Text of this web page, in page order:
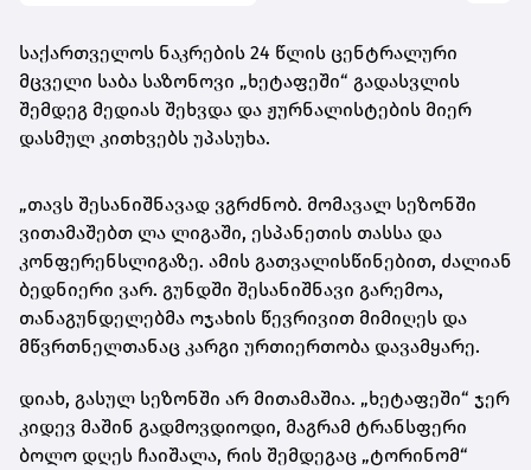
საქართველოს ნაკრების 24 წლის ცენტრალური
მცველი საბა საზონოვი „ხეტაფეში“ გადასვლის
შემდეგ მედიას შეხვდა და ჟურნალისტების მიერ
დასმულ კითხვებს უპასუხა.
„თავს შესანიშნავად ვგრძნობ. მომავალ სეზონში
ვითამაშებთ ლა ლიგაში, ესპანეთის თასსა და
კონფერენსლიგაზე. ამის გათვალისწინებით, ძალიან
ბედნიერი ვარ. გუნდში შესანიშნავი გარემოა,
თანაგუნდელებმა ოჯახის წევრივით მიმიღეს და
მწვრთნელთანაც კარგი ურთიერთობა დავამყარე.
დიახ, გასულ სეზონში არ მითამაშია. „ხეტაფეში“ ჯერ
კიდევ მაშინ გადმოვდიოდი, მაგრამ ტრანსფერი
ბოლო დღეს ჩაიშალა, რის შემდეგაც „ტორინომ“